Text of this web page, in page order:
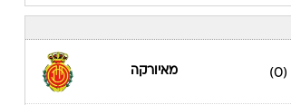
(0) מאיורקה